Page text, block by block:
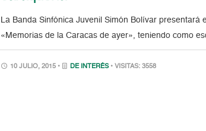
La Banda Sinfónica Juvenil Simón Bolívar
«Memorias de la Caracas de ayer», teniendo como
10 JULIO, 2015 • DE INTERÉS • VISITAS: 3558